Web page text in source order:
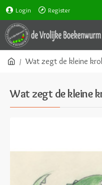
Login Register
Wat zegt de kleine
Wat zegt de kleine